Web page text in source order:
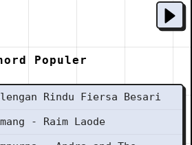
Populer
Rindu Fiersa Besari
- Raim Laode